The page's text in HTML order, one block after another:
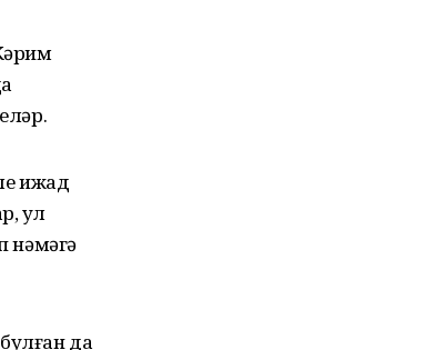
ижад
ул
нәмәгә
да